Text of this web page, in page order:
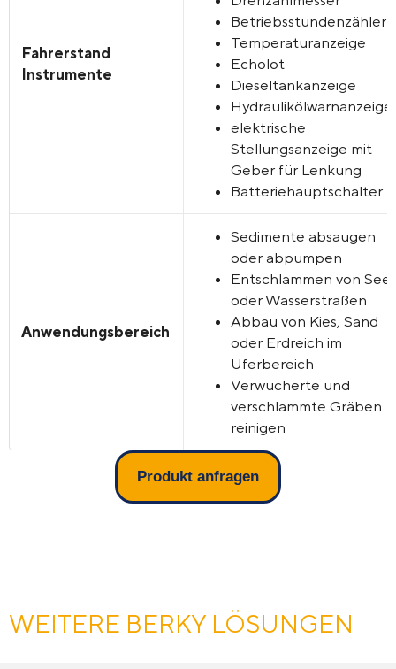
Fahrerstand
Instrumente
Betriebsstundenzähler
Temperaturanzeige
Echolot
Dieseltankanzeige
Hydraulikölwarnanzeige
elektrische
Stellungsanzeige mit
Geber für Lenkung
Batteriehauptschalter
Anwendungsbereich
Sedimente absaugen
oder abpumpen
Entschlammen von
oder Wasserstraßen
Abbau von Kies, Sand
oder Erdreich im
Uferbereich
Verwucherte und
verschlammte Gräben
reinigen
Produkt anfragen
WEITERE BERKY LÖSUNGEN